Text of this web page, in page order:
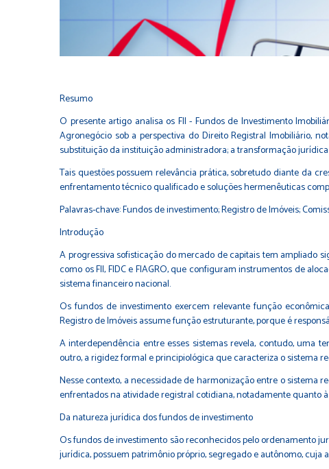
Resumo
O presente artigo analisa os FII - Fundos de Investimento
Agronegócio sob a perspectiva do Direito Registral Imobiliário,
substituição da instituição administradora; a transformação
Tais questões possuem relevância prática, sobretudo diante da
enfrentamento técnico qualificado e soluções hermenêuticas
Palavras-chave: Fundos de investimento; Registro de Imóveis;
Introdução
A progressiva sofisticação do mercado de capitais tem ampliado
como os FII, FIDC e FIAGRO, que configuram instrumentos de
sistema financeiro nacional.
Os fundos de investimento exercem relevante função
Registro de Imóveis assume função estruturante, porque é
A interdependência entre esses sistemas revela, contudo, uma
outro, a rigidez formal e principiológica que caracteriza o sistema
Nesse contexto, a necessidade de harmonização entre o sistema
enfrentados na atividade registral cotidiana, notadamente quanto
Da natureza jurídica dos fundos de investimento
Os fundos de investimento são reconhecidos pelo ordenamento
jurídica, possuem patrimônio próprio, segregado e autônomo,